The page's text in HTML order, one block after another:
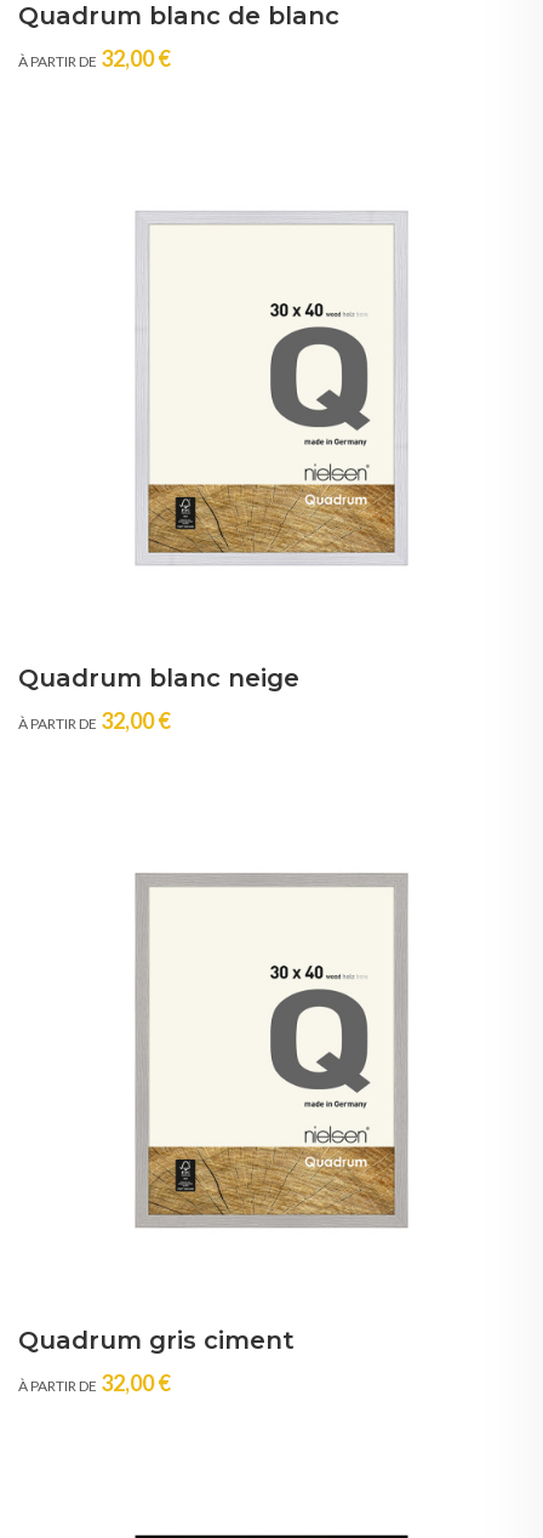
Quadrum blanc de blanc
À PARTIR DE 32,00 €
Quadrum blanc neige
À PARTIR DE 32,00 €
Quadrum gris ciment
À PARTIR DE 32,00 €